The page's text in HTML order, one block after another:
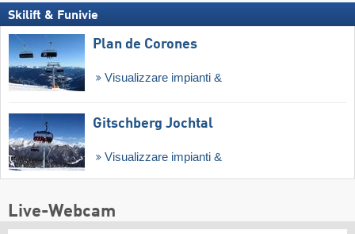
Skilift & Funivie
Plan de Corones
Visualizzare impianti &
Gitschberg Jochtal
Visualizzare impianti &
Live-Webcam